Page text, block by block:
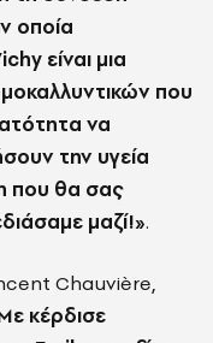
οποία
είναι μια
που
να
την υγεία
που θα σας
μαζί!».
Chauvière,
κέρδισε